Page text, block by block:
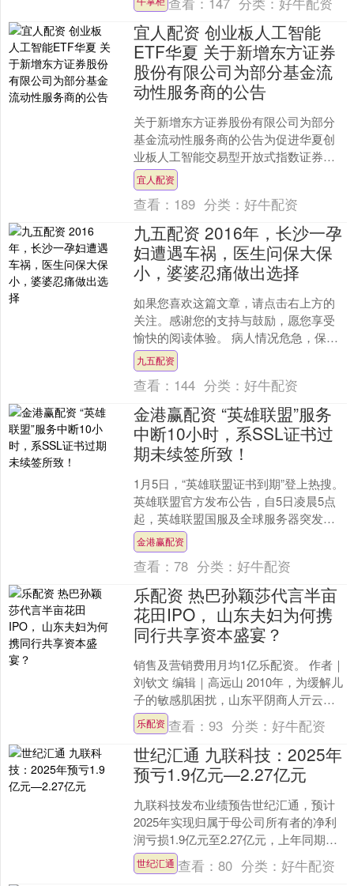
任何船只....
宜人配资 创业板人工智能
ETF华夏 关于新增东方证券
股份有限公司为部分基金流
动性服务商的公告
关于新增东方证券股份有限公司为部分
基金流动性服务商的公告为促进华夏创
业板人工智能交易型开放式指数证券投
资基金（159381）、华夏中证沪深港黄
金产业股票交易型开....
宜人配资
查看： 189 分类：好牛配资
九五配资 2016年，长沙一孕
妇遭遇车祸，医生问保大保
小，婆婆忍痛做出选择
如果您喜欢这篇文章，请点击右上方的
关注。感谢您的支持与鼓励，愿您享受
愉快的阅读体验。 病人情况危急，保大
还是保小，尽快决定。医生的话让周溪
武一下子愣住，久久无法....
九五配资
查看： 144 分类：好牛配资
金港赢配资 “英雄联盟”服务
中断10小时，系SSL证书过
期未续签所致！
1月5日，“英雄联盟证书到期”登上热搜。
英雄联盟官方发布公告，自5日凌晨5点
起，英雄联盟国服及全球服务器突发无
预警停机维护，玩家无法登录游戏。 15
时，英雄联盟....
金港赢配资
查看：78 分类：好牛配资
乐配资 热巴孙颖莎代言半亩
花田IPO， 山东夫妇为何携
同行共享资本盛宴？
销售及营销费用月均1亿乐配资。 作者｜
刘钦文 编辑｜高远山 2010年，为缓解儿
子的敏感肌困扰，山东平阴商人亓云吉
手工萃取玫瑰纯露的偶然尝试，意外播
下了半亩花田....
乐配资 查看：93 分类：好牛配资
世纪汇通 九联科技：2025年
预亏1.9亿元—2.27亿元
九联科技发布业绩预告世纪汇通，预计
2025年实现归属于母公司所有者的净利
润亏损1.9亿元至2.27亿元，上年同期为
亏损1.42亿元。 举报 第一财经广告合
作，请....
世纪汇通 查看：80 分类：好牛配资